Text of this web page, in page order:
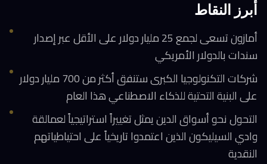
أبرز النقاط
أمازون تسعى لجمع 25 مليار دولار على الأقل عبر إصدار
سندات بالدولار الأمريكي
شركات التكنولوجيا الكبرى ستنفق أكثر من 700 مليار دولار
على البنية التحتية للذكاء الاصطناعي هذا العام
التحول نحو أسواق الدين يمثل تغييراً استراتيجياً لعمالقة
وادي السيليكون الذين اعتمدوا تاريخياً على احتياطياتهم
النقدية